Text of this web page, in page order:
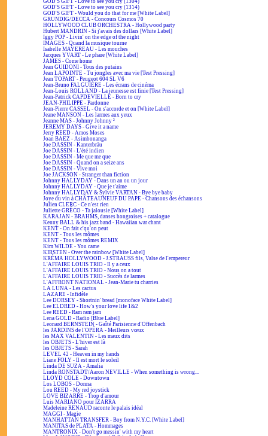
GOD'S GIFT - Love to see you cry (1304)
GOD'S GIFT - Love to see you cry (1314)
GOD'S GIFT - Would you do that for me [White Label]
GRUNDIG/DECCA - Concours Cosmos 70
HOLLYWOOD CLUB ORCHESTRA - Hollywood party
Hubert MANDRIN - Si j'avais des dollars [White Label]
Iggy POP - Livin' on the edge of the night
IMAGES - Quand la musique tourne
Isabelle MAYEREAU - Les mouches
Jacques YVART - Le phare [White Label]
JAMES - Come home
Jean GUIDONI - Tous des putains
Jean LAPOINTE - Tu jongles avec ma vie [Test Pressing]
Jean TOPART - Peugeot 604 SL V6
Jean-Bruno FALGUIÈRE - Les écrans de cinéma
Jean-Louis ROLLAND - La jeunesse est finie [Test Pressing]
Jean-Patrick CAPDEVIELLE - Born to cry
JEAN-PHILIPPE - Pardonne
Jean-Pierre CASSEL - On s'accorde et on [White Label]
Jeane MANSON - Les larmes aux yeux
Jeanne MAS - Johnny Johnny ²
JEREMY DAYS - Give it a name
Jerry REED - Amos Moses
Joan BAEZ - Asimbonanga
Joe DASSIN - Kanterbräu
Joe DASSIN - L'été indien
Joe DASSIN - Me que me que
Joe DASSIN - Quand on a seize ans
Joe DASSIN - Vive moi
Joe JACKSON - Stranger than fiction
Johnny HALLYDAY - Dans un an ou un jour
Johnny HALLYDAY - Que je t'aime
Johnny HALLYDAY & Sylvie VARTAN - Bye bye baby
Joye du vin à CHÂTEAUNEUF DU PAPE - Chansons des échansons
Julien CLERC - Ce n'est rien
Juliette GRÉCO - Ta jalousie [White Label]
KARAJAN - BRAHMS, danses hongroises + catalogue
Kenny BALL & his jazz band - Hawaiian war chant
KENT - On fait c'qu'on peut
KENT - Tous les mômes
KENT - Tous les mômes REMIX
Kim WILDE - You came
KIRSTEN - Over the rainbow [White Label]
KRÉMA HOLLYWOOD - J.STRAUSS fils, Valse de l'empereur
L'AFFAIRE LOUIS TRIO - Il y a ceux
L'AFFAIRE LOUIS TRIO - Nous on a tout
L'AFFAIRE LOUIS TRIO - Succès de larmes
L'AFFRONT NATIONAL - Jean-Marie tu charries
LA LUNA - Les cactus
LAZARE - Infidèle
Lee DORSEY - Shortnin' bread [monoface White Label]
Lee ELDRED - How's your love life 1&2
Lee REED - Ram ram jam
Lena GOLD - Radio [Blue Label]
Leonard BERNSTEIN - Gaîté Parisienne d'Offenbach
les JARDINS de l'OPÉRA - Meilleurs vœux
les MAX VALENTIN - Les maux dits
les OBJETS - L'hiver est là
les OBJETS - Sarah
LEVEL 42 - Heaven in my hands
Liane FOLY - Il est mort le soleil
Linda DE SUZA - Amalia
Linda RONSTADT/Aaron NEVILLE - When something is wrong...
LLOYD COLE - Downtown
Los LOBOS - Donna
Lou REED - My red joystick
LOVE BIZARRE - Trop d'amour
Luis MARIANO pour IZARRA
Madeleine RENAUD raconte le palais idéal
MAGGI - Magie
MANHATTAN TRANSFER - Boy from N.Y.C. [White Label]
MANITAS de PLATA - Hommages
MANTRONIX - Don't go messin' with my heart